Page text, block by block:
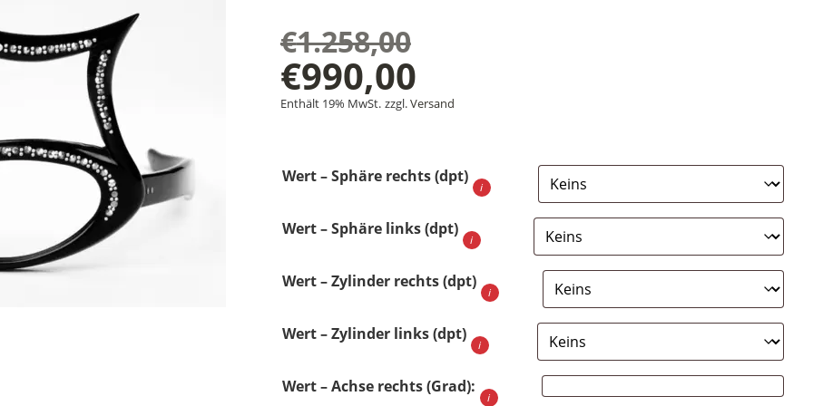
€1.258,00
Ursprünglicher
Preis
war:
€990,00
Aktueller
ist:
€990,00.
Enthält 19% MwSt. zzgl.Versand
Wert – Sphäre rechts (dpt)
Wert – Sphäre links (dpt)
Wert – Zylinder rechts (dpt)
Wert – Zylinder links (dpt)
Wert – Achse rechts (Grad):